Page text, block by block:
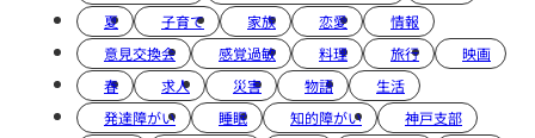
夏
子育て 家族 恋愛
情報
意見交換会
感覚過敏 料理 旅行
映画
春
求人 災害 物語
生活
発達障がい
睡眠 知的障がい
神戸支部